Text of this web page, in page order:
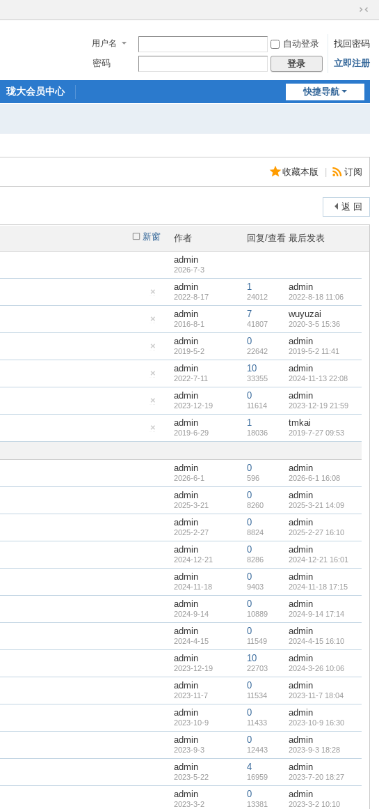
切
到
窄
用户名 自动登录
找回密码
密码
登录 立即注册
快捷导航
珑大会员中心
收藏本版 订阅
返 回
新窗 作者 回复/查看 最后发表
admin
2026-7-3
藏
置
顶
帖
admin
2022-8-17
1
24012
admin
2022-8-18 11:06
藏
置
顶
帖
admin
2016-8-1
7
41807
wuyuzai
2020-3-5 15:36
藏
置
顶
帖
admin
2019-5-2
0
22642
admin
2019-5-2 11:41
藏
置
顶
帖
admin
2022-7-11
10
33355
admin
2024-11-13 22:08
藏
置
顶
帖
admin
2023-12-19
0
11614
admin
2023-12-19 21:59
藏
顶
admin
2019-6-29
1
18036
tmkai
2019-7-27 09:53
admin
2026-6-1
0
596
admin
2026-6-1 16:08
admin
2025-3-21
0
8260
admin
2025-3-21 14:09
admin
2025-2-27
0
8824
admin
2025-2-27 16:10
admin
2024-12-21
0
8286
admin
2024-12-21 16:01
admin
2024-11-18
0
9403
admin
2024-11-18 17:15
admin
2024-9-14
0
10889
admin
2024-9-14 17:14
admin
2024-4-15
0
11549
admin
2024-4-15 16:10
admin
2023-12-19
10
22703
admin
2024-3-26 10:06
admin
2023-11-7
0
11534
admin
2023-11-7 18:04
admin
2023-10-9
0
11433
admin
2023-10-9 16:30
admin
2023-9-3
0
12443
admin
2023-9-3 18:28
admin
2023-5-22
4
16959
admin
2023-7-20 18:27
admin
2023-3-2
0
13381
admin
2023-3-2 10:10